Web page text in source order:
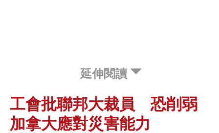
延伸閱讀
工會批聯邦大裁員 恐削弱
加拿大應對災害能力